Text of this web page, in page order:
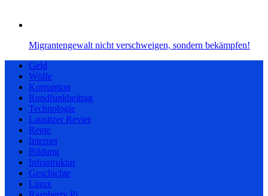
Migrantengewalt nicht verschweigen, sondern bekämpfen!
Geld
Wölfe
Korruption
Rundfunkbeitrag
Technologie
Lausitzer Revier
Rente
Internet
Bildung
Infrastruktur
Geschichte
Linux